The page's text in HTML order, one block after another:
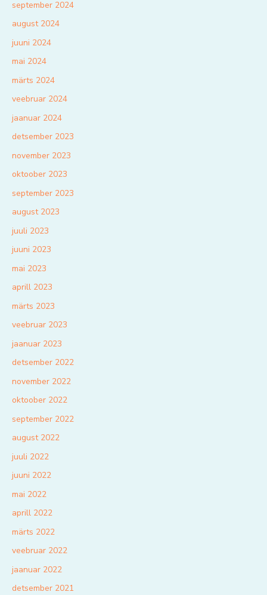
september 2024
august 2024
juuni 2024
mai 2024
märts 2024
veebruar 2024
jaanuar 2024
detsember 2023
november 2023
oktoober 2023
september 2023
august 2023
juuli 2023
juuni 2023
mai 2023
aprill 2023
märts 2023
veebruar 2023
jaanuar 2023
detsember 2022
november 2022
oktoober 2022
september 2022
august 2022
juuli 2022
juuni 2022
mai 2022
aprill 2022
märts 2022
veebruar 2022
jaanuar 2022
detsember 2021